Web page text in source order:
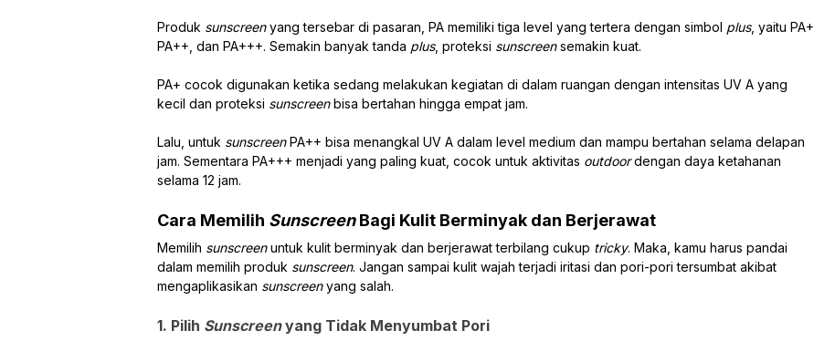
Produk sunscreenyang tersebar di pasaran, PA memiliki tiga level yang tertera dengan simbol plus, yaitu PA+,
PA++, dan PA+++. Semakin banyak tanda plus, proteksi sunscreensemakin kuat.
PA+ cocok digunakan ketika sedang melakukan kegiatan di dalam ruangan dengan intensitas UV A yang
kecil dan proteksi sunscreenbisa bertahan hingga empat jam.
Lalu, untuk sunscreenPA++ bisa menangkal UV A dalam level medium dan mampu bertahan selama delapan
jam. Sementara PA+++ menjadi yang paling kuat, cocok untuk aktivitas outdoordengan daya ketahanan
selama 12 jam.
Cara Memilih SunscreenBagi Kulit Berminyak dan Berjerawat
Memilih sunscreenuntuk kulit berminyak dan berjerawat terbilang cukup tricky. Maka, kamu harus pandai
dalam memilih produk sunscreen. Jangan sampai kulit wajah terjadi iritasi dan pori-pori tersumbat akibat
mengaplikasikan sunscreenyang salah.
1. Pilih Sunscreenyang Tidak Menyumbat Pori